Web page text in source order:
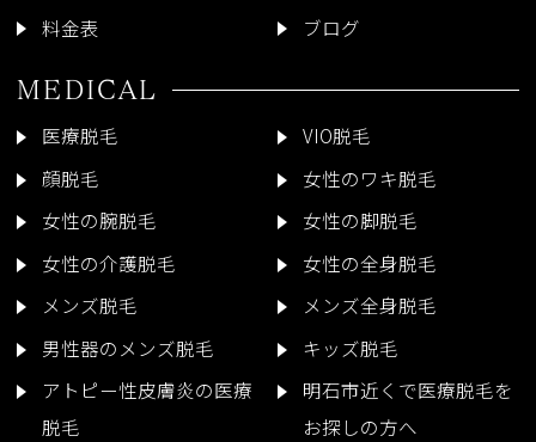
料金表
ブログ
MEDICAL
医療脱毛
VIO脱毛
顔脱毛
女性のワキ脱毛
女性の腕脱毛
女性の脚脱毛
女性の介護脱毛
女性の全身脱毛
メンズ脱毛
メンズ全身脱毛
男性器のメンズ脱毛
キッズ脱毛
アトピー性皮膚炎の医療
脱毛
明石市近くで医療脱毛を
お探しの方へ